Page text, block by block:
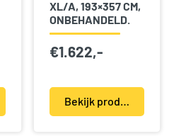
XL/A, 193×357 CM,
ONBEHANDELD.
€1.622,-
Bekijk product(en)